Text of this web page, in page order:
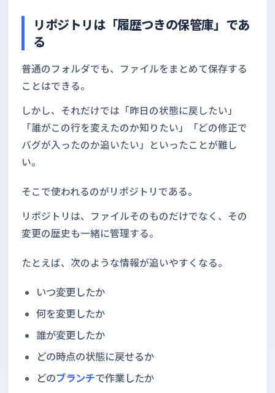
リポジトリは「履歴つきの保管庫」であ
る
普通のフォルダでも、ファイルをまとめて保存する
ことはできる。
しかし、それだけでは「昨日の状態に戻したい」
「誰がこの行を変えたのか知りたい」「どの修正で
バグが入ったのか追いたい」といったことが難し
い。
そこで使われるのがリポジトリである。
リポジトリは、ファイルそのものだけでなく、その
変更の歴史も一緒に管理する。
たとえば、次のような情報が追いやすくなる。
いつ変更したか
何を変更したか
誰が変更したか
どの時点の状態に戻せるか
どのブランチで作業したか